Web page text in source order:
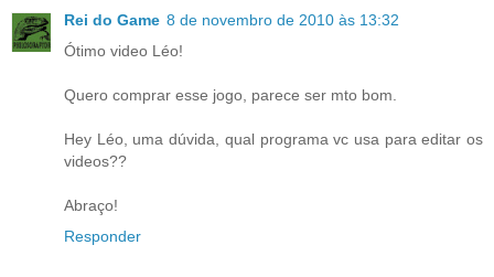
Rei do Game 8 de novembro de 2010 às 13:32
Ótimo video Léo!
Quero comprar esse jogo, parece ser mto bom.
Hey Léo, uma dúvida, qual programa vc usa para editar os
videos??
Abraço!
Responder